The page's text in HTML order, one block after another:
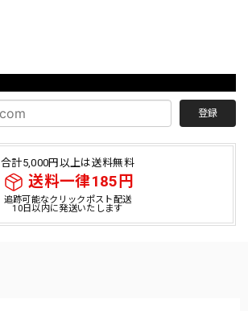
登録
合計5,000円以上は送料無料
送料一律185円
追跡可能なクリックポスト配送
10日以内に発送いたします